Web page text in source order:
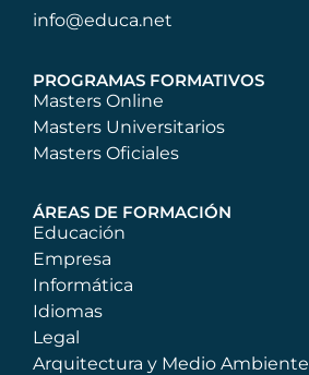
info@educa.net
PROGRAMAS FORMATIVOS
Masters Online
Masters Universitarios
Masters Oficiales
ÁREAS DE FORMACIÓN
Educación
Empresa
Informática
Idiomas
Legal
Arquitectura y Medio Ambiente